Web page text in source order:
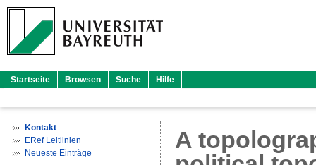
Startseite Browsen Suche Hilfe
Kontakt
ERef Leitlinien
Neueste Einträge
A